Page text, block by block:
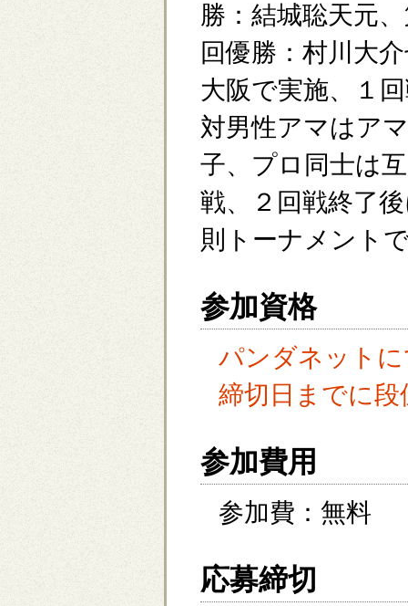
勝：結城聡天元
回優勝：村川大
大阪で実施、１
対男性アマはア
子、プロ同士は
戦、２回戦終了
則トーナメント
参加資格
パンダネット
締切日までに
参加費用
参加費：無料
応募締切